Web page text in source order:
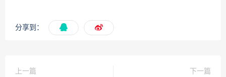
分享到：
上一篇
下一篇